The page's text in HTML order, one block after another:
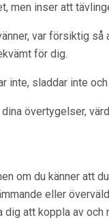
men inser att
var försiktig
för dig.
inte, sladdar inte
övertygelser,
om du känner att
eller
dig att koppla av